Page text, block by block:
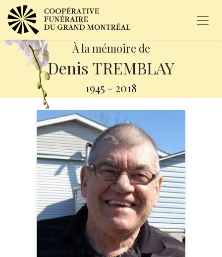
À la mémoire de
Denis TREMBLAY
1945 - 2018